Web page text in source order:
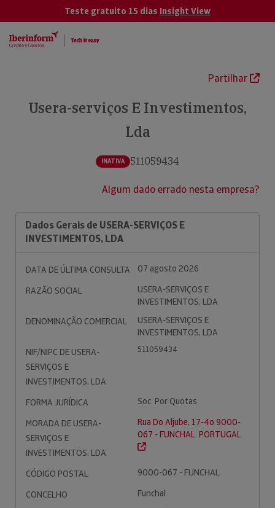
Teste gratuito 15 dias Insight View
Partilhar
Usera-serviços E Investimentos,
Lda
INATIVA 511059434
Algum dado errado nesta empresa?
Dados Gerais de USERA-SERVIÇOS E
INVESTIMENTOS, LDA
DATA DE ÚLTIMA CONSULTA
07 agosto 2026
RAZÃO SOCIAL
USERA-SERVIÇOS E
INVESTIMENTOS, LDA
DENOMINAÇÃO COMERCIAL
USERA-SERVIÇOS E
INVESTIMENTOS, LDA
NIF/NIPC DE USERA-
SERVIÇOS E
INVESTIMENTOS, LDA
511059434
FORMA JURÍDICA
Soc. Por Quotas
MORADA DE USERA-
SERVIÇOS E
INVESTIMENTOS, LDA
Rua Do Aljube, 17-4o 9000-
067 - FUNCHAL. PORTUGAL.
CÓDIGO POSTAL
9000-067 - FUNCHAL
CONCELHO
Funchal